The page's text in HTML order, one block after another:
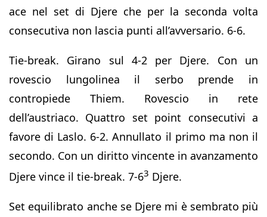
ace nel set di Djere che per la seconda volta
consecutiva non lascia punti all’avversario. 6-6.
Tie-break. Girano sul 4-2 per Djere. Con un
rovescio lungolinea il serbo prende in
contropiede Thiem. Rovescio in rete
dell’austriaco. Quattro set point consecutivi a
favore di Laslo. 6-2. Annullato il primo ma non il
secondo. Con un diritto vincente in avanzamento
Djere vince il tie-break. 7-63 Djere.
Set equilibrato anche se Djere mi è sembrato più